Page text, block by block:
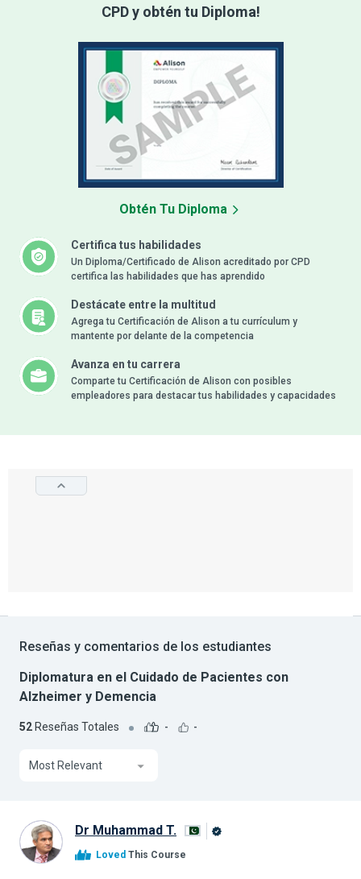
CPD y obtén tu Diploma!
Certifica tus habilidades
Un Diploma/Certificado de Alison acreditado por CPD
certifica las habilidades que has aprendido
Destácate entre la multitud
Agrega tu Certificación de Alison a tu currículum y
mantente por delante de la competencia
Avanza en tu carrera
Comparte tu Certificación de Alison con posibles
empleadores para destacar tus habilidades y capacidades
Obtén Tu Diploma
Reseñas y comentarios de los estudiantes
Diplomatura en el Cuidado de Pacientes con
Alzheimer y Demencia
52 Reseñas Totales - -
Most Relevant
Dr Muhammad T.
Loved This Course